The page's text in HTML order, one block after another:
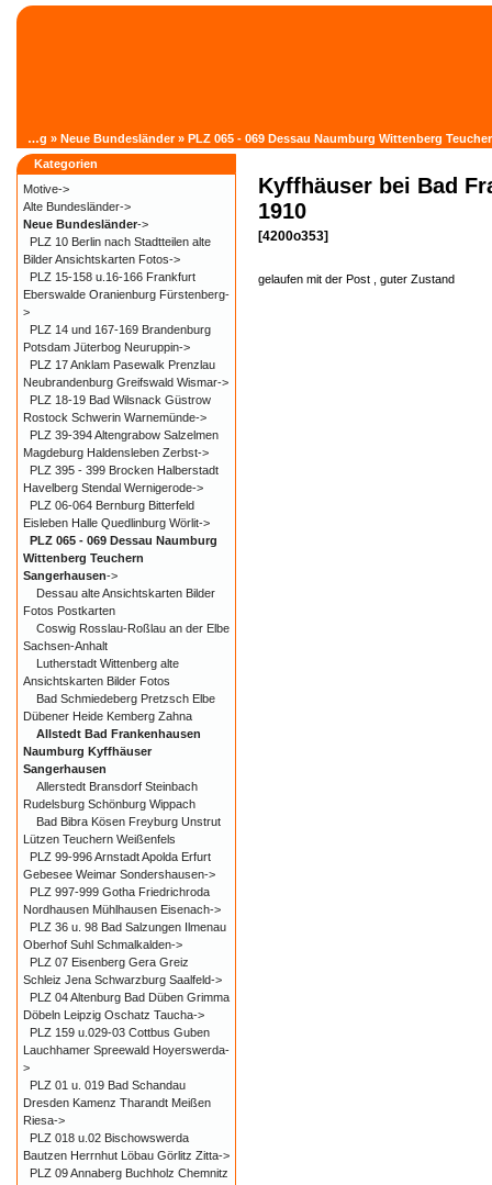
Katalog » Neue Bundesländer» PLZ 065 - 069 Dessau Naumburg Wittenberg
Kyffhäuser bei Bad
1910
[4200o353]
gelaufen mit der Post , guter Zustand
Kategorien
Motive->
Alte Bundesländer->
Neue Bundesländer->
PLZ 10 Berlin nach Stadtteilen alte
Bilder Ansichtskarten Fotos->
PLZ 15-158 u.16-166 Frankfurt
Eberswalde Oranienburg Fürstenberg-
>
PLZ 14 und 167-169 Brandenburg
Potsdam Jüterbog Neuruppin->
PLZ 17 Anklam Pasewalk Prenzlau
Neubrandenburg Greifswald Wismar->
PLZ 18-19 Bad Wilsnack Güstrow
Rostock Schwerin Warnemünde->
PLZ 39-394 Altengrabow Salzelmen
Magdeburg Haldensleben Zerbst->
PLZ 395 - 399 Brocken Halberstadt
Havelberg Stendal Wernigerode->
PLZ 06-064 Bernburg Bitterfeld
Eisleben Halle Quedlinburg Wörlit->
PLZ 065 - 069 Dessau Naumburg
Wittenberg Teuchern
Sangerhausen->
Dessau alte Ansichtskarten Bilder
Fotos Postkarten
Coswig Rosslau-Roßlau an der Elbe
Sachsen-Anhalt
Lutherstadt Wittenberg alte
Ansichtskarten Bilder Fotos
Bad Schmiedeberg Pretzsch Elbe
Dübener Heide Kemberg Zahna
Allstedt Bad Frankenhausen
Naumburg Kyffhäuser
Sangerhausen
Allerstedt Bransdorf Steinbach
Rudelsburg Schönburg Wippach
Bad Bibra Kösen Freyburg Unstrut
Lützen Teuchern Weißenfels
PLZ 99-996 Arnstadt Apolda Erfurt
Gebesee Weimar Sondershausen->
PLZ 997-999 Gotha Friedrichroda
Nordhausen Mühlhausen Eisenach->
PLZ 36 u. 98 Bad Salzungen Ilmenau
Oberhof Suhl Schmalkalden->
PLZ 07 Eisenberg Gera Greiz
Schleiz Jena Schwarzburg Saalfeld->
PLZ 04 Altenburg Bad Düben Grimma
Döbeln Leipzig Oschatz Taucha->
PLZ 159 u.029-03 Cottbus Guben
Lauchhamer Spreewald Hoyerswerda-
>
PLZ 01 u. 019 Bad Schandau
Dresden Kamenz Tharandt Meißen
Riesa->
PLZ 018 u.02 Bischowswerda
Bautzen Herrnhut Löbau Görlitz Zitta->
PLZ 09 Annaberg Buchholz Chemnitz